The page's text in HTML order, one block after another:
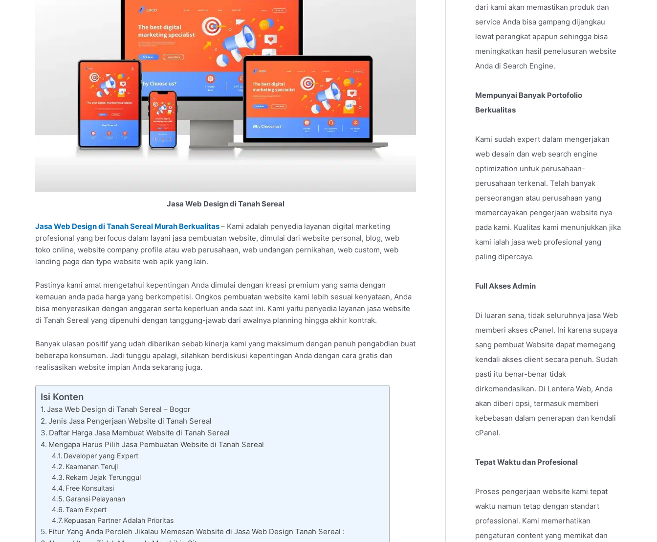
Jasa Web Design di Tanah Sereal
Jasa Web Design di Tanah Sereal Murah Berkualitas– Kami adalah penyedia layanan digital marketing
profesional yang berfocus dalam layani jasa pembuatan website, dimulai dari website personal, blog, web
toko online, website company profile atau web perusahaan, web undangan pernikahan, web custom, web
landing page dan type website web apik yang lain.
Pastinya kami amat mengetahui kepentingan Anda dimulai dengan kreasi premium yang sama dengan
kemauan anda pada harga yang berkompetisi. Ongkos pembuatan website kami lebih sesuai kenyataan, Anda
bisa menyerasikan dengan anggaran serta keperluan anda saat ini. Kami yaitu penyedia layanan jasa website
di Tanah Sereal yang dipenuhi dengan tanggung-jawab dari awalnya planning hingga akhir kontrak.
Banyak ulasan positif yang udah diberikan sebab kinerja kami yang maksimum dengan penuh pengabdian buat
beberapa konsumen. Jadi tunggu apalagi, silahkan berdiskusi kepentingan Anda dengan cara gratis dan
realisasikan website impian Anda sekarang juga.
Isi Konten
Jasa Web Design di Tanah Sereal – Bogor
Jenis Jasa Pengerjaan Website di Tanah Sereal
Daftar Harga Jasa Membuat Website di Tanah Sereal
Mengapa Harus Pilih Jasa Pembuatan Website di Tanah Sereal
Developer yang Expert
Keamanan Teruji
Rekam Jejak Terunggul
Free Konsultasi
Garansi Pelayanan
Team Expert
Kepuasan Partner Adalah Prioritas
Fitur Yang Anda Peroleh Jikalau Memesan Website di Jasa Web Design Tanah Sereal :
dari kami akan memastikan produk dan
service Anda bisa gampang dijangkau
lewat perangkat apapun sehingga bisa
meningkatkan hasil penelusuran website
Anda di Search Engine.
Mempunyai Banyak Portofolio
Berkualitas
Kami sudah expert dalam mengerjakan
web desain dan web search engine
optimization untuk perusahaan-
perusahaan terkenal. Telah banyak
perseorangan atau perusahaan yang
memercayakan pengerjaan website nya
pada kami. Kualitas kami menunjukkan jika
kami ialah jasa web profesional yang
paling dipercaya.
Full Akses Admin
Di luaran sana, tidak seluruhnya jasa Web
memberi akses cPanel. Ini karena supaya
sang pembuat Website dapat memegang
kendali akses client secara penuh. Sudah
pasti itu benar-benar tidak
dirkomendasikan. Di Lentera Web, Anda
akan diberi opsi, termasuk memberi
kebebasan dalam penerapan dan kendali
cPanel.
Tepat Waktu dan Profesional
Proses pengerjaan website kami tepat
waktu namun tetap dengan standart
professional. Kami memerhatikan
pengaturan content yang memikat dan